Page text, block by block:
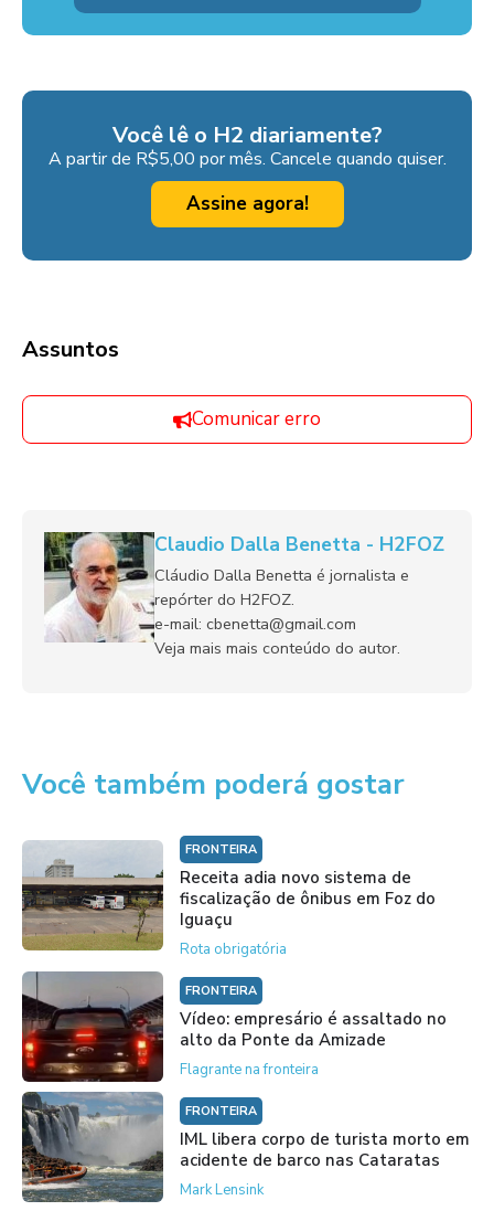
Você lê o H2 diariamente?
A partir de R$5,00 por mês. Cancele quando quiser.
Assine agora!
Assuntos
Comunicar erro
Claudio Dalla Benetta - H2FOZ
Cláudio Dalla Benetta é jornalista e
repórter do H2FOZ.
e-mail: cbenetta@gmail.com
Veja mais mais conteúdo do autor.
Você também poderá gostar
FRONTEIRA
Receita adia novo sistema de
fiscalização de ônibus em Foz do
Iguaçu
Rota obrigatória
FRONTEIRA
Vídeo: empresário é assaltado no
alto da Ponte da Amizade
Flagrante na fronteira
FRONTEIRA
IML libera corpo de turista morto em
acidente de barco nas Cataratas
Mark Lensink